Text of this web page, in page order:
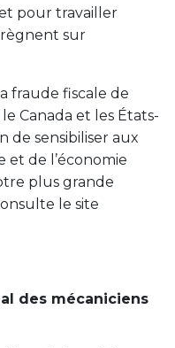
pour travailler
sur
fraude fiscale de
Canada et les États-
de sensibiliser aux
et de l’économie
plus grande
le site
des mécaniciens